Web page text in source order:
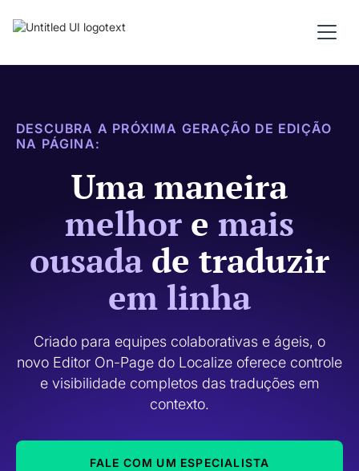
DESCUBRA A PRÓXIMA GERAÇÃO DE EDIÇÃO
NA PÁGINA:
Uma maneira
melhor e mais
ousada de traduzir
em linha
Criado para equipes colaborativas e ágeis, o
novo Editor On-Page do Localize oferece controle
e visibilidade completos das traduções em
contexto.
FALE COM UM ESPECIALISTA